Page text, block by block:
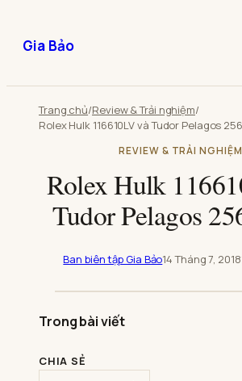
phầnGia Bảo
Trang chủ/Review & Trải nghiệm/
Rolex Hulk 116610LV và Tudor Pelagos
REVIEW & TRẢI NGHIỆM
Rolex Hulk
Tudor Pelagos
Ban biên tập Gia Bảo14 Tháng 7, 2018
Phát
Trong bài viết
CHIA SẺ